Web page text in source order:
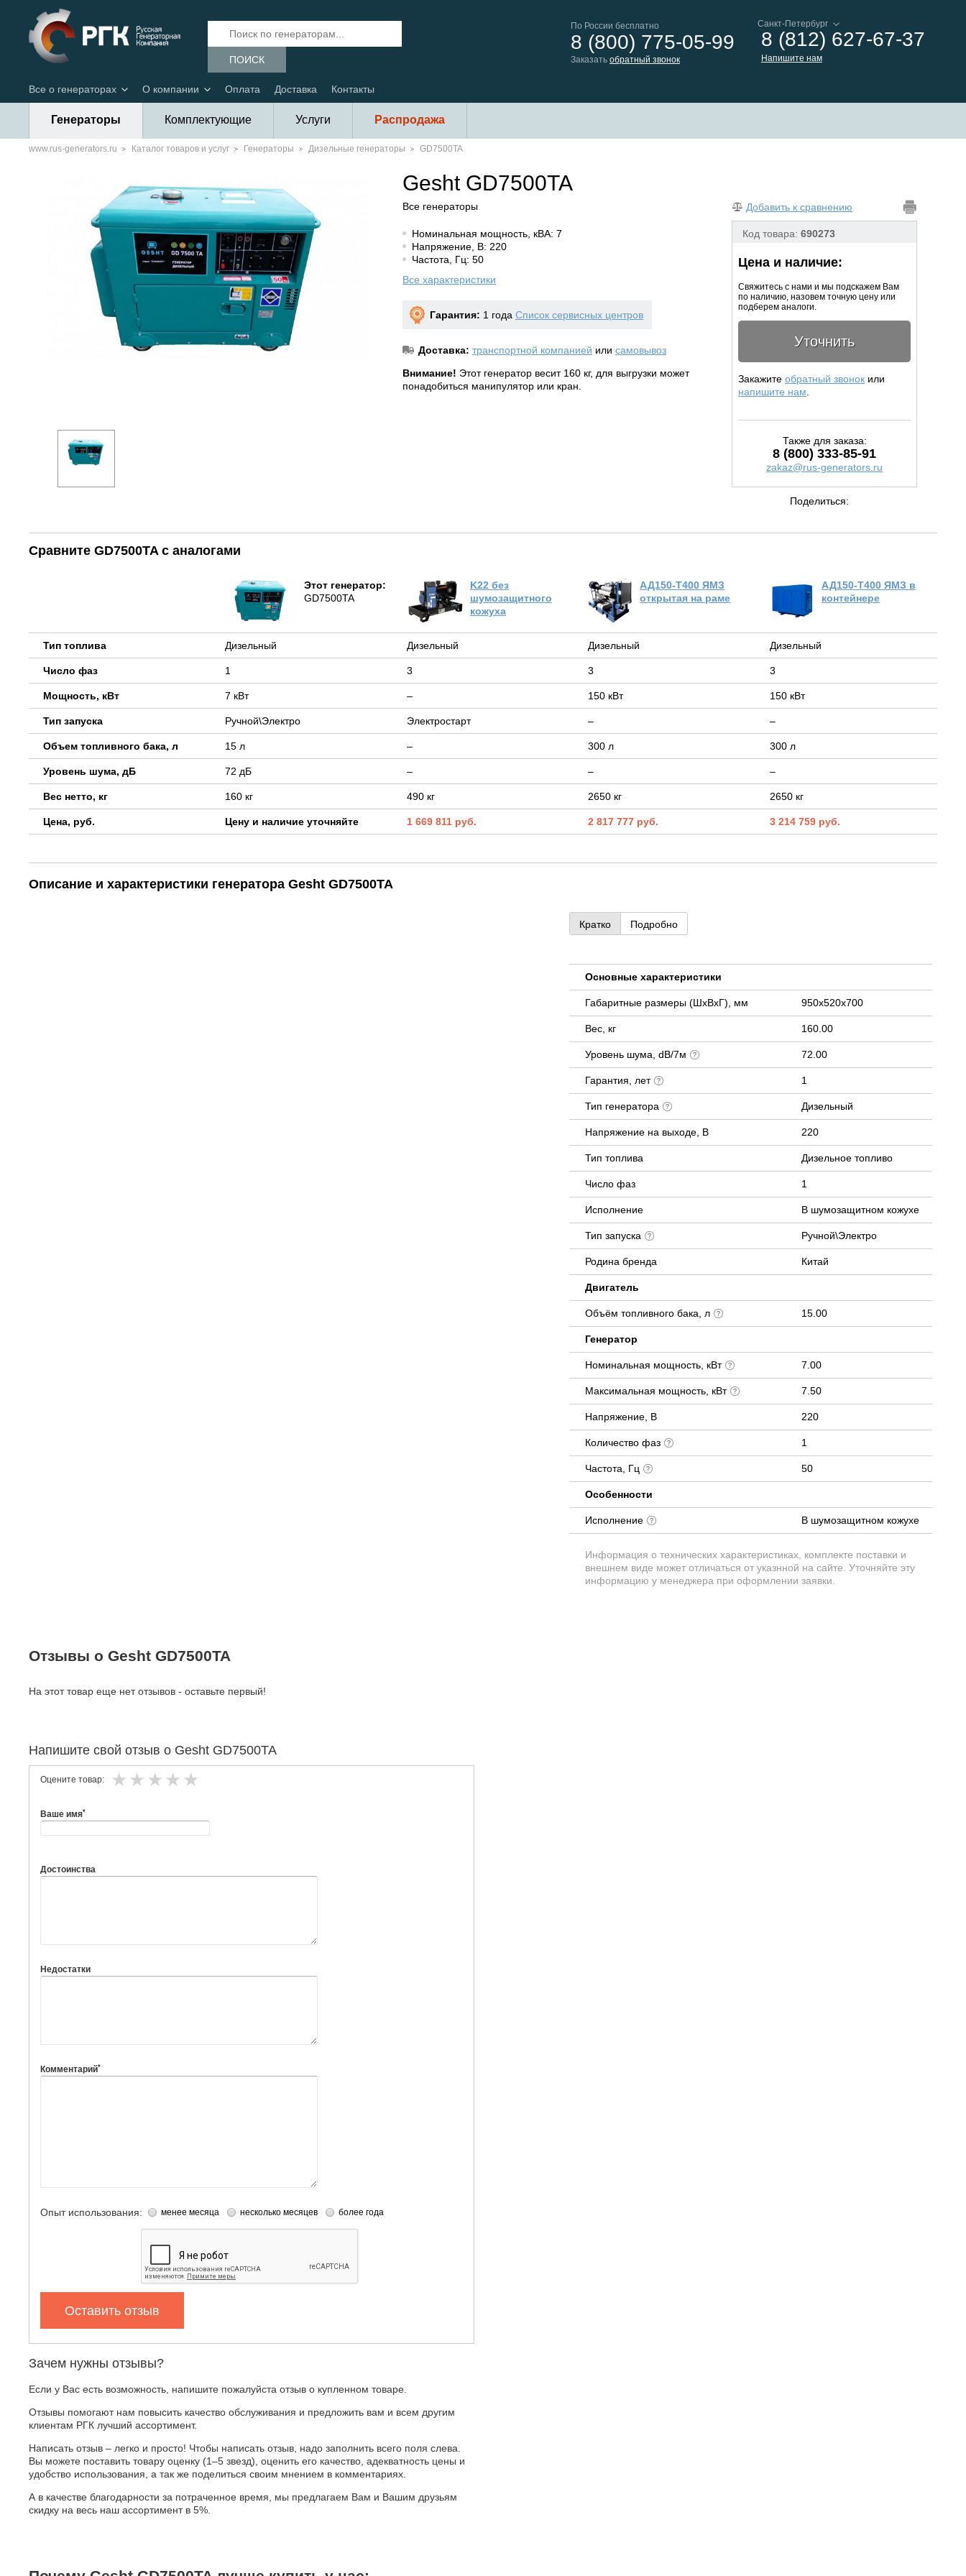
ПОИСК
По России бесплатно
8 (800) 775-05-99
Заказать обратный звонок
8 (812) 627-67-37
Напишите нам
Все о генераторах О компании Оплата Доставка Контакты
Генераторы Комплектующие Услуги Распродажа
www.rus-generators.ru Каталог товаров и услуг Генераторы Дизельные генераторы GD7500TA
Gesht GD7500TA
Все генераторы
Номинальная мощность, кВА: 7
Напряжение, В: 220
Частота, Гц: 50
Все характеристики
Гарантия: 1 года Список сервисных центров
Доставка: транспортной компанией или самовывоз
Внимание! Этот генератор весит 160 кг, для выгрузки может
понадобиться манипулятор или кран.
Добавить к сравнению
Код товара: 690273
Цена и наличие:
Свяжитесь с нами и мы подскажем Вам
по наличию, назовем точную цену или
подберем аналоги.
Уточнить
Закажите обратный звонок или
напишите нам.
Также для заказа:
8 (800) 333-85-91
zakaz@rus-generators.ru
Поделиться:
Сравните GD7500TA с аналогами
Тип топлива
Число фаз
Мощность, кВт
Тип запуска
Объем топливного бака, л
Уровень шума, дБ
Вес нетто, кг
Цена, руб.
Этот генератор:
GD7500TA
Дизельный
1
7 кВт
Ручной\Электро
15 л
72 дБ
160 кг
Цену и наличие уточняйте
K22 без
шумозащитного
кожуха
Дизельный
3
–
Электростарт
–
–
490 кг
1 669 811 руб.
АД150-Т400 ЯМЗ
открытая на раме
Дизельный
3
150 кВт
–
300 л
–
2650 кг
2 817 777 руб.
АД150-Т400 ЯМЗ в
контейнере
Дизельный
3
150 кВт
–
300 л
–
2650 кг
3 214 759 руб.
Описание и характеристики генератора Gesht GD7500TA
Кратко Подробно
Основные характеристики
Габаритные размеры (ШхВхГ), мм 950x520x700
Вес, кг 160.00
Уровень шума, dB/7м 72.00
Гарантия, лет 1
Тип генератора Дизельный
Напряжение на выходе, В 220
Тип топлива Дизельное топливо
Число фаз 1
Исполнение В шумозащитном кожухе
Тип запуска Ручной\Электро
Родина бренда Китай
Двигатель
Объём топливного бака, л 15.00
Генератор
Номинальная мощность, кВт 7.00
Максимальная мощность, кВт 7.50
Напряжение, В 220
Количество фаз 1
Частота, Гц 50
Особенности
Исполнение В шумозащитном кожухе
Информация о технических характеристиках, комплекте поставки и
внешнем виде может отличаться от указнной на сайте. Уточняйте эту
информацию у менеджера при оформлении заявки.
Отзывы о Gesht GD7500TA
На этот товар еще нет отзывов - оставьте первый!
Напишите свой отзыв о Gesht GD7500TA
Оцените товар:
Ваше имя*
Достоинства
Недостатки
Комментарий*
Опыт использования: менее месяца несколько месяцев более года
Оставить отзыв
Зачем нужны отзывы?
Если у Вас есть возможность, напишите пожалуйста отзыв о купленном товаре.
Отзывы помогают нам повысить качество обслуживания и предложить вам и всем другим
клиентам РГК лучший ассортимент.
Написать отзыв – легко и просто! Чтобы написать отзыв, надо заполнить всего поля слева.
Вы можете поставить товару оценку (1–5 звезд), оценить его качество, адекватность цены и
удобство использования, а так же поделиться своим мнением в комментариях.
А в качестве благодарности за потраченное время, мы предлагаем Вам и Вашим друзьям
скидку на весь наш ассортимент в 5%.